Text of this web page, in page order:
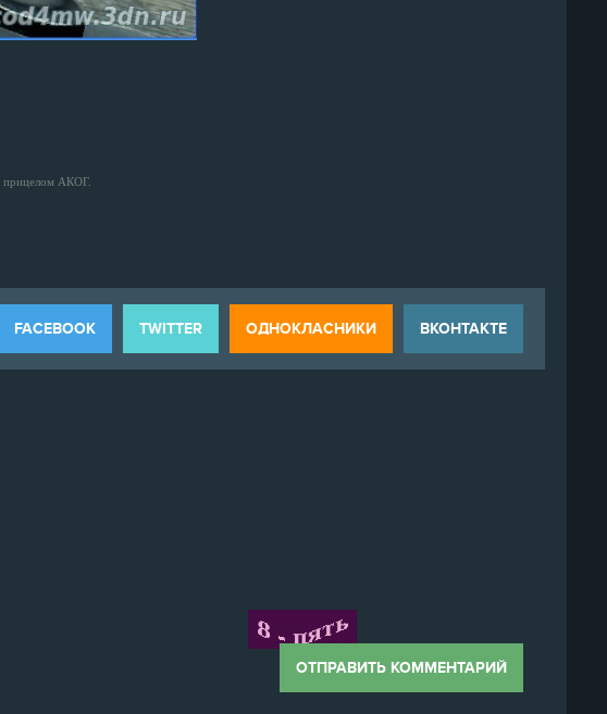
прицелом АКОГ.
ВКОНТАКТЕ
ОДНОКЛАСНИКИ
TWITTER
FACEBOOK
ОТПРАВИТЬ КОММЕНТАРИЙ